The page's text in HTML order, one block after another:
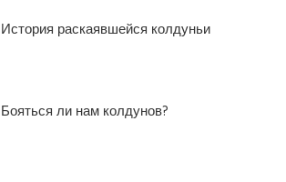
История раскаявшейся колдуньи
Бояться ли нам колдунов?